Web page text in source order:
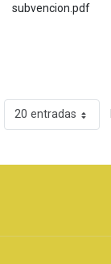
subvencion.pdf
20 entradas